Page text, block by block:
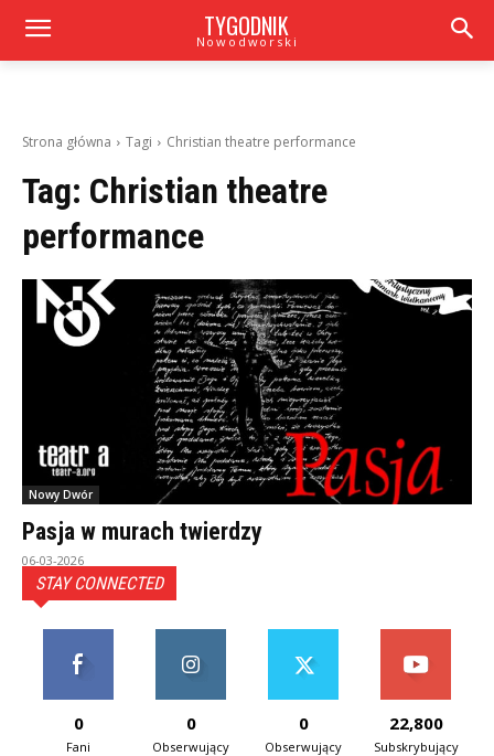
TYGODNIK
Nowodworski
Strona główna Tagi Christian theatre performance
Tag: Christian theatre
performance
Nowy Dwór
Pasja w murach twierdzy
06-03-2026
STAY CONNECTED
0
Fani
0
Obserwujący
0
Obserwujący
22,800
Subskrybujący